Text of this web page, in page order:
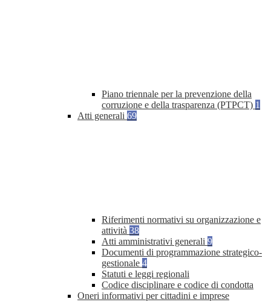
Piano triennale per la prevenzione della
corruzione e della trasparenza (PTPCT) 1
Atti generali 69
Riferimenti normativi su organizzazione e
attività 38
Atti amministrativi generali 9
Documenti di programmazione strategico-
gestionale 4
Statuti e leggi regionali
Codice disciplinare e codice di condotta
Oneri informativi per cittadini e imprese